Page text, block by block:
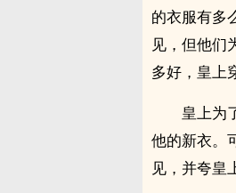
的衣服有多
见，但他们
多好，皇上
皇上为
他的新衣。
见，并夸皇